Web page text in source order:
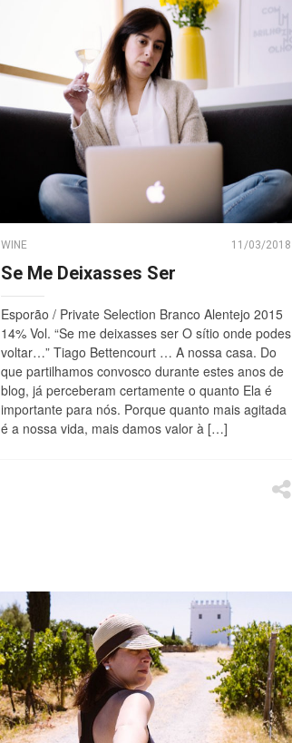
WINE 11/03/2018
Se Me Deixasses Ser
Esporão / Private Selection Branco Alentejo 2015
14% Vol. “Se me deixasses ser O sítio onde podes
voltar…” Tiago Bettencourt … A nossa casa. Do
que partilhamos convosco durante estes anos de
blog, já perceberam certamente o quanto Ela é
importante para nós. Porque quanto mais agitada
é a nossa vida, mais damos valor à […]